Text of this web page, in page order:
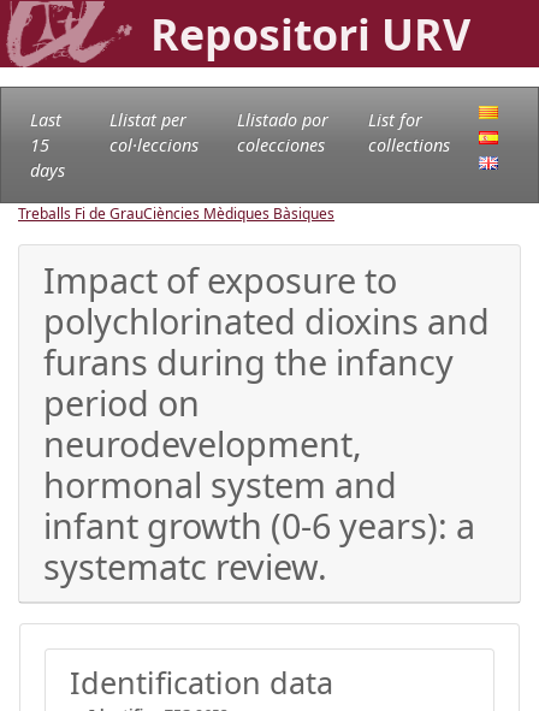
Repositori URV
Last
15
days
Llistat per
col·leccions
Llistado por
colecciones
List for
collections
Treballs Fi de GrauCiències Mèdiques Bàsiques
Impact of exposure to
polychlorinated dioxins and
furans during the infancy
period on
neurodevelopment,
hormonal system and
infant growth (0-6 years): a
systematc review.
Identification data